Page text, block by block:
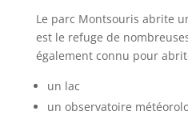
Le parc Montsouris abrite
est le refuge de
également connu pour
un lac
un observatoire